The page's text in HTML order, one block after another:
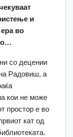
и
во
со децении
Радовиш, а
кои не може
простор е во
кат од